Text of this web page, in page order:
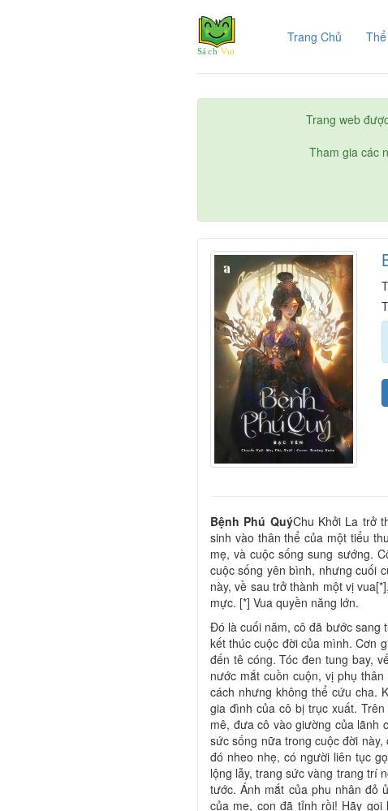
Trang Chủ (current)
Trang web
Tham gia các
Bệnh Phú QuýChu Khởi La trở
sinh vào thân thể của một tiểu
mẹ, và cuộc sống sung sướng.
cuộc sống yên bình, nhưng cuối
này, về sau trở thành một vị
mực. [*] Vua quyền năng lớn.
Đó là cuối năm, cô đã bước sang
kết thúc cuộc đời của mình. Cơn
đến tê cóng. Tóc đen tung bay,
nước mắt cuồn cuộn, vị phụ
cách nhưng không thể cứu cha.
gia đình của cô bị trục xuất.
mê, đưa cô vào giường của lãnh
sức sống nữa trong cuộc đời
đó nheo nhẹ, có người liên tục
lộng lẫy, trang sức vàng trang trí
tước. Ánh mắt của phu nhân đỏ
của mẹ, con đã tỉnh rồi! Hãy gọi